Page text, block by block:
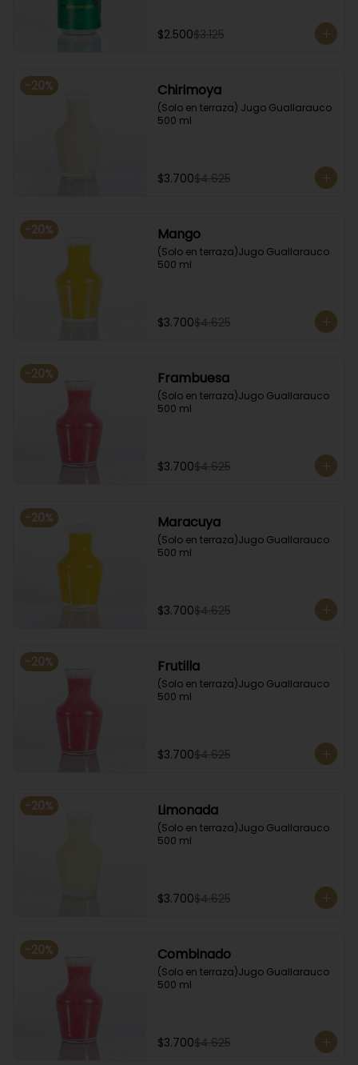
$2.500$3.125
-20% Chirimoya
(Solo en terraza) Jugo Guallarauco
500 ml
$3.700$4.625
-20% Mango
(Solo en terraza)Jugo Guallarauco
500 ml
$3.700$4.625
-20% Frambuesa
(Solo en terraza)Jugo Guallarauco
500 ml
$3.700$4.625
-20% Maracuya
(Solo en terraza)Jugo Guallarauco
500 ml
$3.700$4.625
-20% Frutilla
(Solo en terraza)Jugo Guallarauco
500 ml
$3.700$4.625
-20% Limonada
(Solo en terraza)Jugo Guallarauco
500 ml
$3.700$4.625
-20% Combinado
(Solo en terraza)Jugo Guallarauco
500 ml
$3.700$4.625